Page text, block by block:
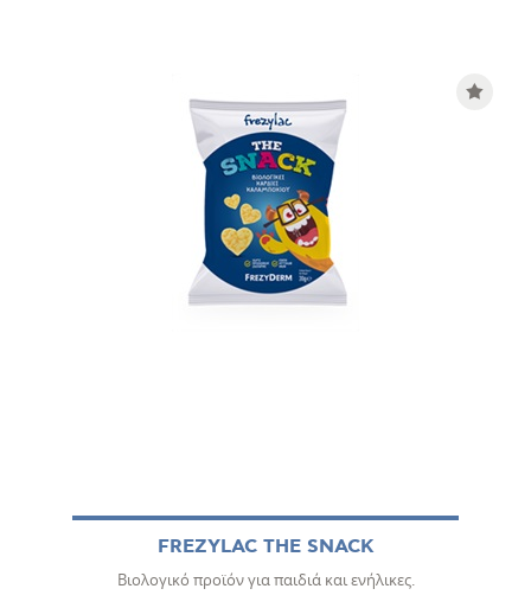
FREZYLAC THE SNACK
Βιολογικό προϊόν για παιδιά και ενήλικες.